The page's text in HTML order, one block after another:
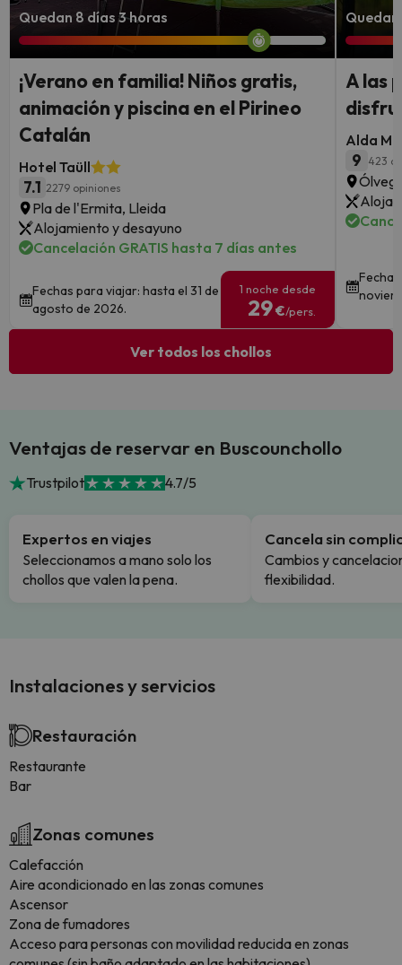
Quedan 8 días 3 horas
¡Verano en familia! Niños gratis,
animación y piscina en el Pirineo
Catalán
Hotel Taüll
7.1 2279 opiniones
Pla de l'Ermita, Lleida
Alojamiento y desayuno
Cancelación GRATIS hasta 7 días antes
Fechas para viajar: hasta el 31 de
agosto de 2026.
1 noche desde
29€/pers.
A las
Alda
9 423
Ver todos los chollos
Ventajas de reservar en Buscounchollo
Trustpilot 4.7/5
Expertos en viajes
Seleccionamos a mano solo los
chollos que valen la pena.
Cancela sin
Cambios y
flexibilidad.
Instalaciones y servicios
Restauración
Restaurante
Bar
Zonas comunes
Calefacción
Aire acondicionado en las zonas comunes
Ascensor
Zona de fumadores
Acceso para personas con movilidad reducida en zonas